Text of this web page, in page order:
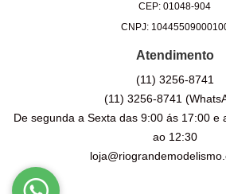
CEP: 01048-904
CNPJ:
Atendimento
(11) 3256-8741
(11) 3256-8741
De segunda a Sexta das 9:00 ás 17:00 e
ao 12:30